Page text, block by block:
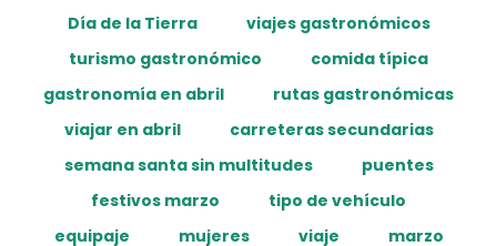
Día de la Tierra
viajes gastronómicos
turismo gastronómico
comida típica
gastronomía en abril
rutas gastronómicas
viajar en abril
carreteras secundarias
semana santa sin multitudes
puentes
festivos marzo
tipo de vehículo
equipaje
mujeres viaje
marzo